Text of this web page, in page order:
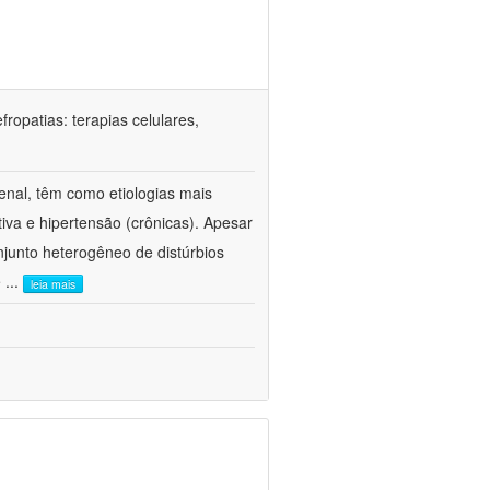
terapias celulares,
têm como etiologias mais
e hipertensão (crônicas). Apesar
heterogêneo de distúrbios
... leia mais